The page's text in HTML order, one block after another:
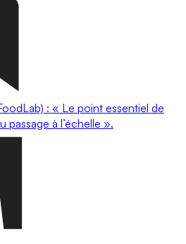
: « Le point essentiel de
passage à l’échelle ».